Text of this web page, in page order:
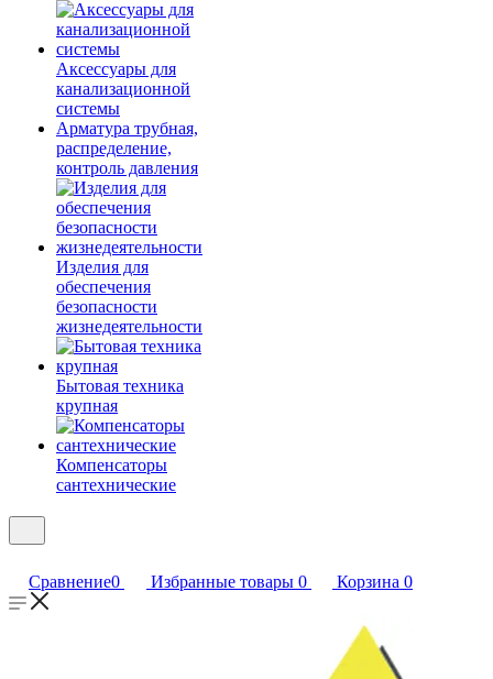
Аксессуары для
канализационной
системы
Арматура трубная,
распределение,
контроль давления
Изделия для
обеспечения
безопасности
жизнедеятельности
Бытовая техника
крупная
Компенсаторы
сантехнические
Сравнение0 Избранные товары 0 Корзина 0